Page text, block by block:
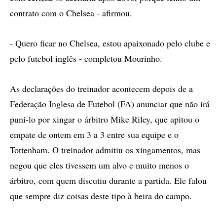
contrato com o Chelsea - afirmou.
- Quero ficar no Chelsea, estou apaixonado pelo clube e
pelo futebol inglês - completou Mourinho.
As declarações do treinador acontecem depois de a
Federação Inglesa de Futebol (FA) anunciar que não irá
puni-lo por xingar o árbitro Mike Riley, que apitou o
empate de ontem em 3 a 3 entre sua equipe e o
Tottenham. O treinador admitiu os xingamentos, mas
negou que eles tivessem um alvo e muito menos o
árbitro, com quem discutiu durante a partida. Ele falou
que sempre diz coisas deste tipo à beira do campo.